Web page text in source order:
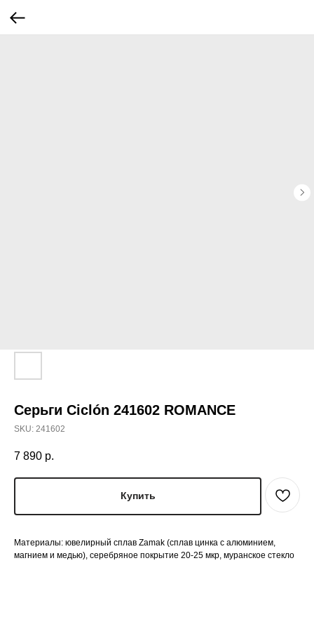
Серьги Ciclón 241602 ROMANCE
SKU: 241602
7 890 р.
Купить
Материалы: ювелирный сплав Zamak (сплав цинка с алюминием,
магнием и медью), серебряное покрытие 20-25 мкр, муранское стекло